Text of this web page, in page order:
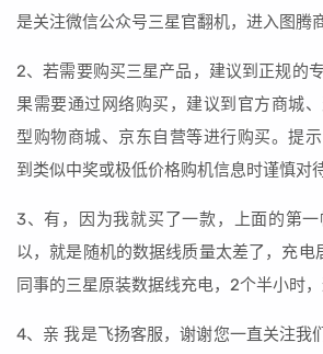
是关注微信公众号三星官翻机，进入图腾
2、若需要购买三星产品，建议到正规的
果需要通过网络购买，建议到官方商城
型购物商城、京东自营等进行购买。提
到类似中奖或极低价格购机信息时谨慎对
3、有，因为我就买了一款，上面的第
以，就是随机的数据线质量太差了，充电
同事的三星原装数据线充电，2个半小时，
4、亲 我是飞扬客服，谢谢您一直关注我